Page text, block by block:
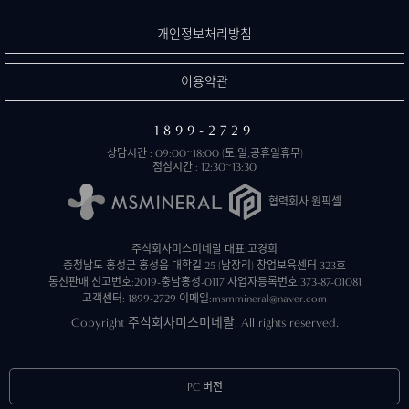
개인정보처리방침
이용약관
1899-2729
상담시간 : 09:00~18:00 (토,일,공휴일휴무)
점심시간 : 12:30~13:30
협력회사 원픽셀
주식회사미스미네랄 대표:고경희
충청남도 홍성군 홍성읍 대학길 25 (남장리) 창업보육센터 323호
통신판매 신고번호:2019-충남홍성-0117 사업자등록번호:373-87-01081
고객센터: 1899-2729 이메일:msmmineral@naver.com
Copyright 주식회사미스미네랄. All rights reserved.
PC 버전